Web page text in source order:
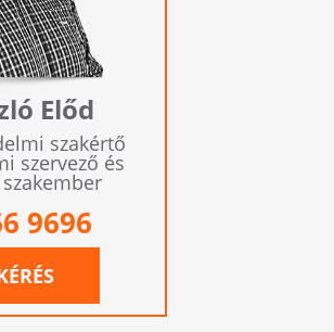
Előd
szakértő
szervező és
9696